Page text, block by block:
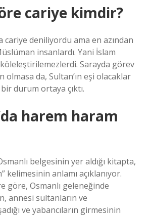
cariye kimdir?
cariye deniliyordu ama en azından
insanlardı. Yani İslam
Sarayda görev
da, Sultan’ın eşi olacaklar
durum ortaya çıktı.
harem haram
belgesinin yer aldığı kitapta,
kelimesinin anlamı açıklanıyor.
göre, Osmanlı geleneğinde
annesi sultanların ve
ve yabancıların girmesinin